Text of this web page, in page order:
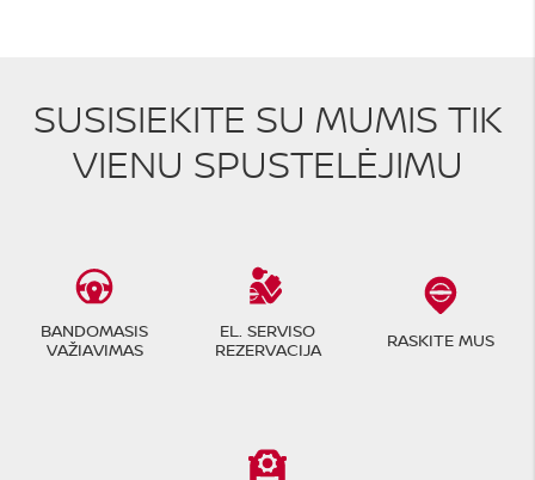
SUSISIEKITE SU MUMIS TIK
VIENU SPUSTELĖJIMU
BANDOMASIS
VAŽIAVIMAS
EL. SERVISO
REZERVACIJA
RASKITE MUS